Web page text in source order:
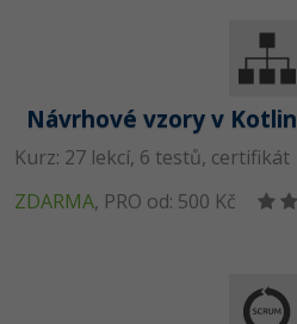
Návrhové vzory v Kotlin
Kurz: 27 lekcí, 6 testů, certifikát
ZDARMA, PRO od: 500 Kč